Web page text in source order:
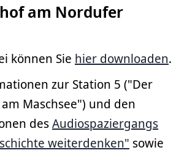
am Nordufer
können Sie hier downloaden.
zur Station 5 ("Der
Maschsee") und den
desAudiospaziergangs
weiterdenken" sowie